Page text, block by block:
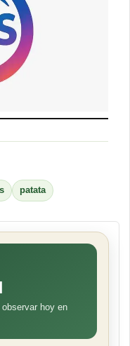
patata
observar hoy en